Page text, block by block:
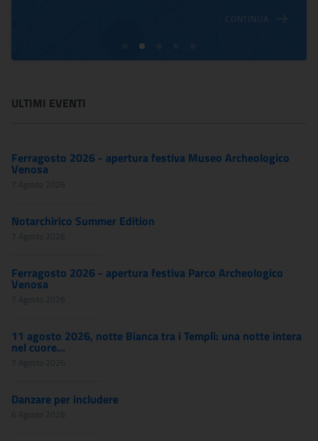
CONTINUA
ULTIMI EVENTI
Ferragosto 2026 - apertura festiva Museo Archeologico
Venosa
7 Agosto 2026
Notarchirico Summer Edition
7 Agosto 2026
Ferragosto 2026 - apertura festiva Parco Archeologico
Venosa
7 Agosto 2026
11 agosto 2026, notte Bianca tra i Templi: una notte intera
nel cuore...
7 Agosto 2026
Danzare per includere
6 Agosto 2026